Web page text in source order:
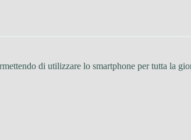
di utilizzare lo smartphone per tutta la